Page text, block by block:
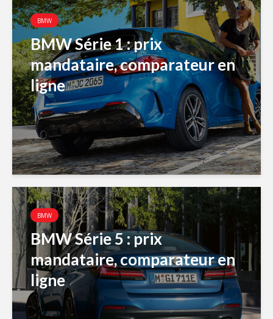
BMW
BMW Série 1 : prix
mandataire, comparateur en
ligne
BMW
BMW Série 5 : prix
mandataire, comparateur en
ligne